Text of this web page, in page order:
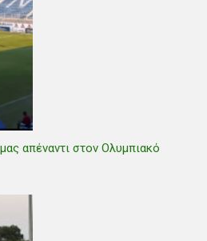
απέναντι στον Ολυμπιακό